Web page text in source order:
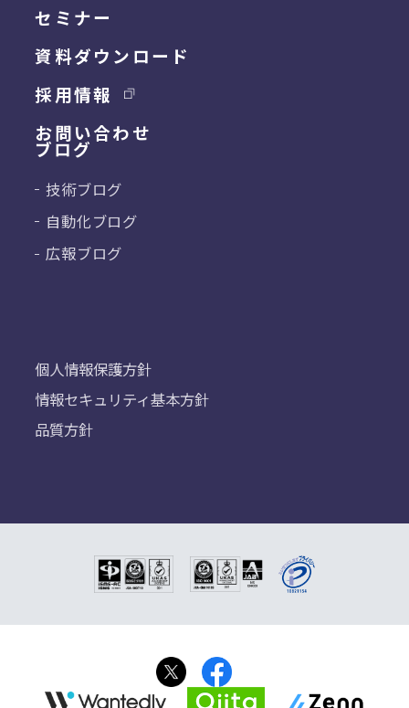
個人情報保護方針
情報セキュリティ基本方針
品質方針
セミナー
資料ダウンロード
採用情報
お問い合わせ
ブログ
技術ブログ
自動化ブログ
広報ブログ